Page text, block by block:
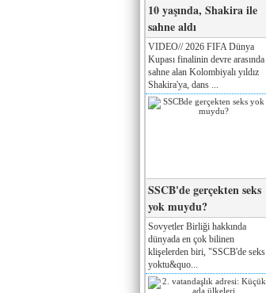
10 yaşında, Shakira ile
sahne aldı
VIDEO// 2026 FIFA Dünya
Kupası finalinin devre arasında
sahne alan Kolombiyalı yıldız
Shakira'ya, dans ...
SSCB'de gerçekten seks
yok muydu?
Sovyetler Birliği hakkında
dünyada en çok bilinen
klişelerden biri, "SSCB'de seks
yoktu&quo...